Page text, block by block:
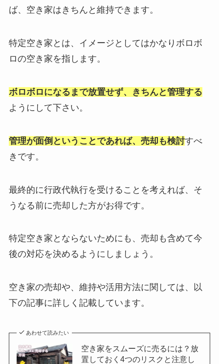
ば、空き家はきちんと維持できます。
特定空き家とは、イメージとしてはかなりボロボ
ロの空き家を指します。
ボロボロになるまで放置せず、きちんと管理する
ようにして下さい。
管理が面倒ということであれば、売却も検討すべ
きです。
最終的に行政代執行を受けることを考えれば、そ
うなる前に売却した方がお得です。
特定空き家とならないためにも、売却も含めて今
後の対応を決めるようにしましょう。
空き家の売却や、維持や活用方法に関しては、以
下の記事に詳しく記載しています。
あわせて読みたい
空き家をスムーズに売るには？放
置しておく4つのリスクと注意し